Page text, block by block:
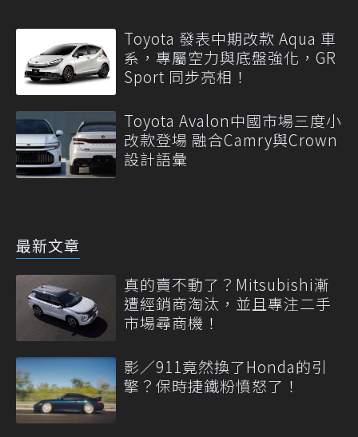
Toyota 發表中期改款 Aqua 車
系，專屬空力與底盤強化，GR
Sport 同步亮相！
Toyota Avalon中國市場三度小
改款登場 融合Camry與Crown
設計語彙
最新文章
真的賣不動了？Mitsubishi漸
遭經銷商淘汰，並且專注二手
市場尋商機！
影／911竟然換了Honda的引
擎？保時捷鐵粉憤怒了！